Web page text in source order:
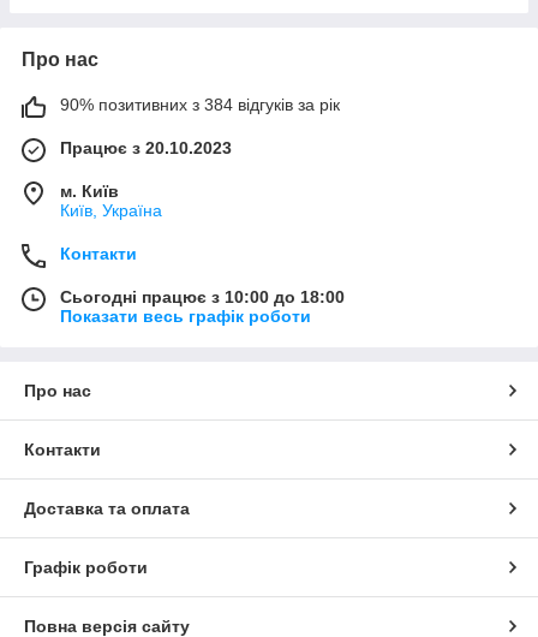
Про нас
90% позитивних з 384 відгуків за рік
Працює з 20.10.2023
м. Київ
Київ, Україна
Контакти
Сьогодні працює з 10:00 до 18:00
Показати весь графік роботи
Про нас
Контакти
Доставка та оплата
Графік роботи
Повна версія сайту